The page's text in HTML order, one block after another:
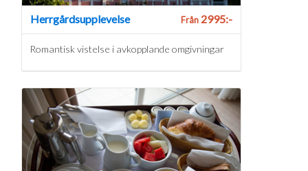
Herrgårdsupplevelse Från2995:-
Romantisk vistelse i avkopplande omgivningar